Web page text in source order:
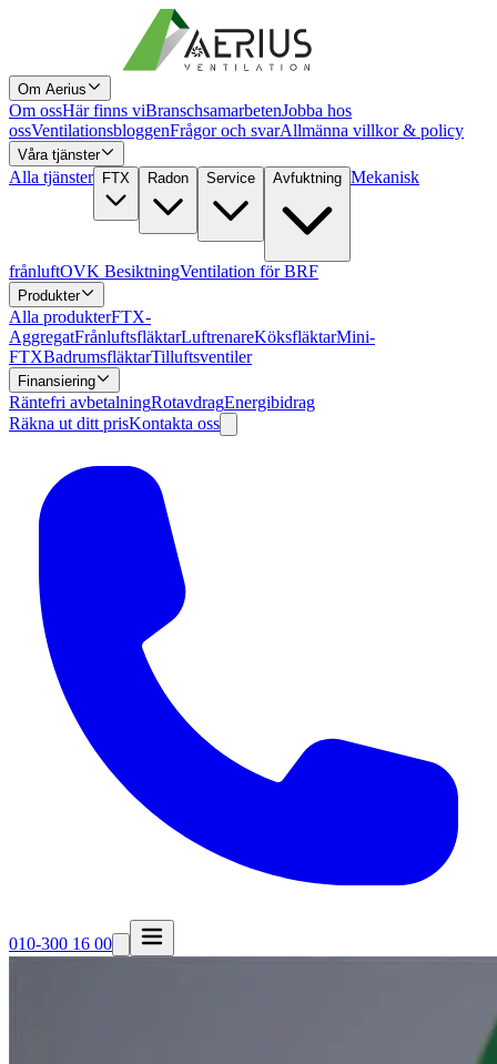
Om Aerius
Om ossHär finns viBranschsamarbetenJobba hos
ossVentilationsbloggenFrågor och svarAllmänna villkor & policy
Våra tjänster
Alla tjänster FTX Radon Service Avfuktning Mekanisk
frånluftOVK BesiktningVentilation för BRF
Produkter
Alla produkterFTX-
AggregatFrånluftsfläktarLuftrenareKöksfläktarMini-
FTXBadrumsfläktarTilluftsventiler
Finansiering
Räntefri avbetalningRotavdragEnergibidrag
Räkna ut ditt prisKontakta oss
010-300 16 00